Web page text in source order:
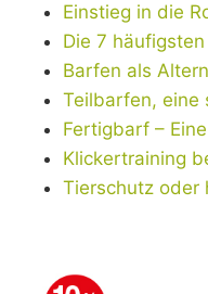
Einstieg in die
Die 7
Barfen als
Teilbarfen, eine
Fertigbarf –
Klickertraining
Tierschutz oder